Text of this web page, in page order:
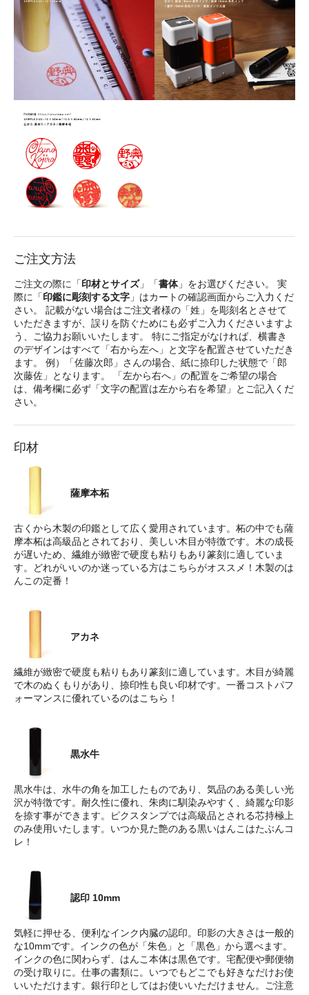
ご注文方法
ご注文の際に「印材とサイズ」「書体」をお選びください。 実
際に「印鑑に彫刻する文字 」はカートの確認画面からご入力くだ
さい。 記載がない場合はご注文者様の「姓」を彫刻名とさせて
いただきますが、誤りを防ぐためにも必ずご入力くださいますよ
う、ご協力お願いいたします。 特にご指定がなければ、横書き
のデザインはすべて「右から左へ」と文字を配置させていただき
ます。 例）「佐藤次郎」さんの場合、紙に捺印した状態で「郎
次藤佐」となります。 「左から右へ」の配置をご希望の場合
は、備考欄に必ず「文字の配置は左から右を希望」とご記入くだ
さい。
印材
薩摩本柘
古くから木製の印鑑として広く愛用されています。柘の中でも薩
摩本柘は高級品とされており、美しい木目が特徴です。木の成長
が遅いため、繊維が緻密で硬度も粘りもあり篆刻に適していま
す。どれがいいのか迷っている方はこちらがオススメ！木製のは
んこの定番！
アカネ
繊維が緻密で硬度も粘りもあり篆刻に適しています。木目が綺麗
で木のぬくもりがあり、捺印性も良い印材です。一番コストパフ
ォーマンスに優れているのはこちら！
黒水牛
黒水牛は、水牛の角を加工したものであり、気品のある美しい光
沢が特徴です。耐久性に優れ、朱肉に馴染みやすく、綺麗な印影
を捺す事ができます。ピクスタンプでは高級品とされる芯持極上
のみ使用いたします。いつか見た艶のある黒いはんこはたぶんコ
レ！
認印 10mm
気軽に押せる、便利なインク内臓の認印。印影の大きさは一般的
な10mmです。インクの色が「朱色」と「黒色」から選べます。
インクの色に関わらず、はんこ本体は黒色です。宅配便や郵便物
の受け取りに。仕事の書類に。いつでもどこでも好きなだけお使
いいただけます。銀行印としてはお使いいただけません。ご注意